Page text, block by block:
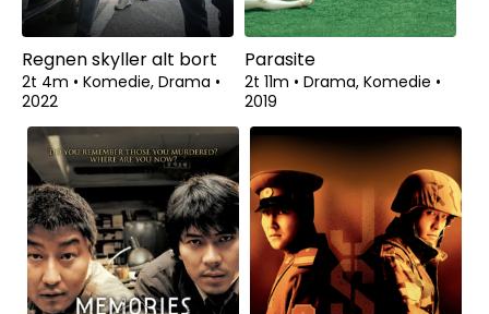
Regnen skyller alt bort
2t 4m • Komedie, Drama •
2022
Parasite
2t 11m • Drama, Komedie •
2019